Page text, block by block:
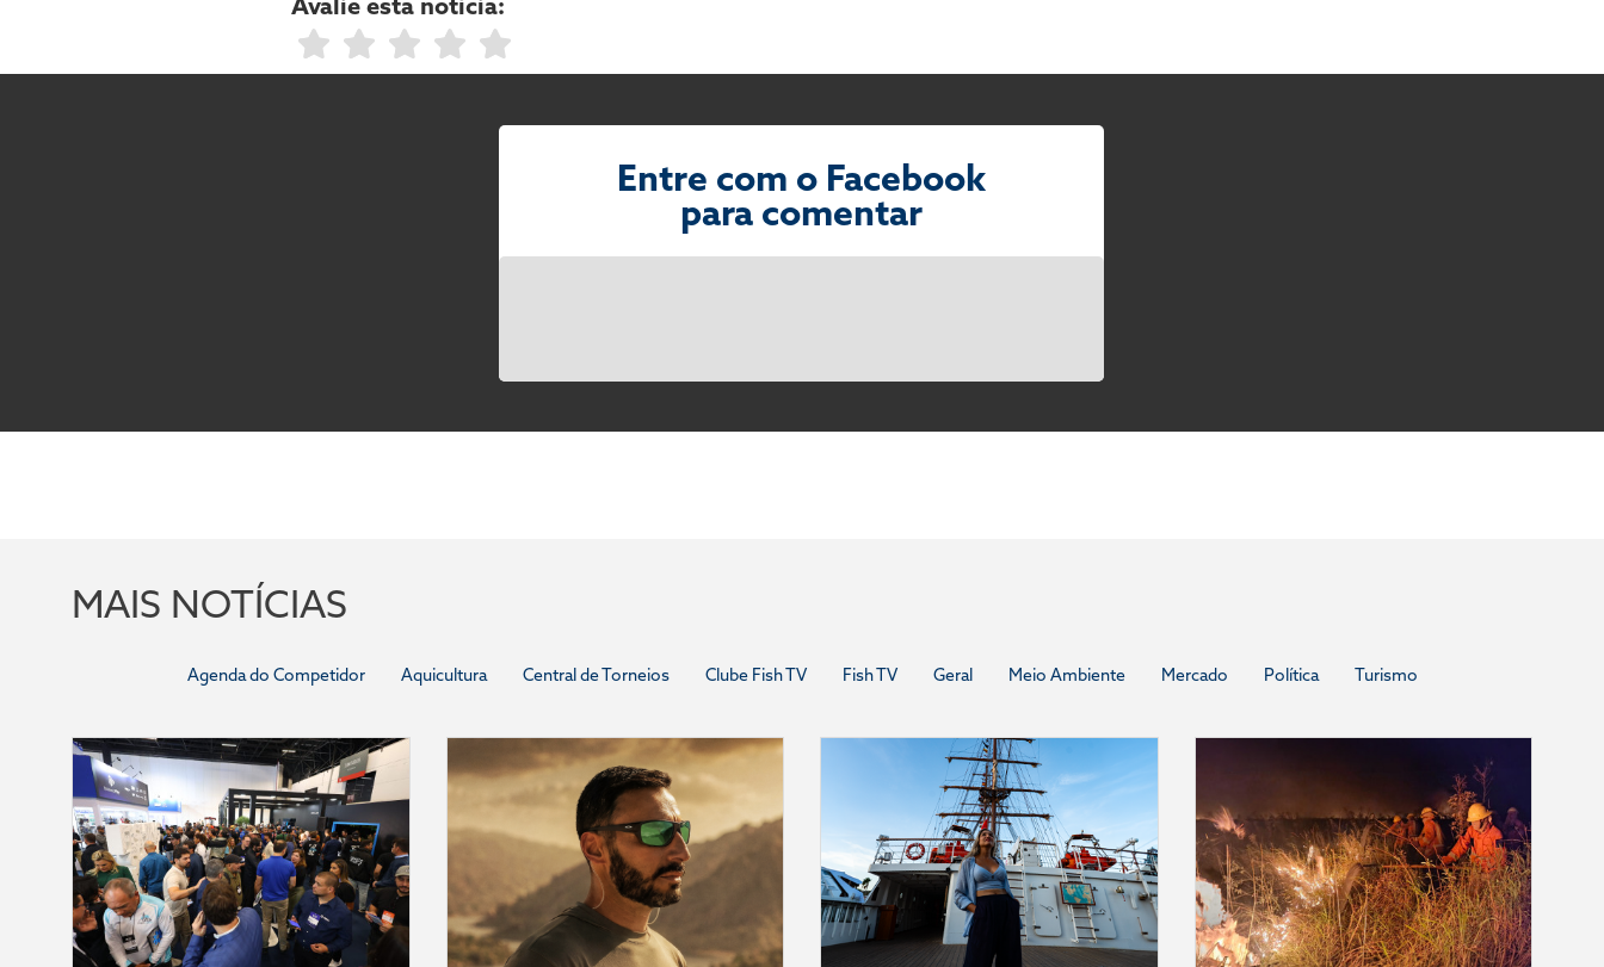
Entre com o Facebook
para comentar
MAIS NOTÍCIAS
Agenda do Competidor Aquicultura Central de Torneios Clube Fish TV Fish TV Geral Meio Ambiente Mercado Política Turismo